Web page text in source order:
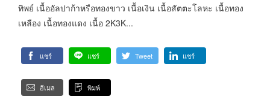
ทิพย์ เนื้ออัลปาก้าหรือทองขาว เนื้อเงิน เนื้อสัตตะโลหะ เนื้อทอง
เหลือง เนื้อทองแดง เนื้อ 2K3K...
แชร์ แชร์ Tweet แชร์
อีเมล พิมพ์